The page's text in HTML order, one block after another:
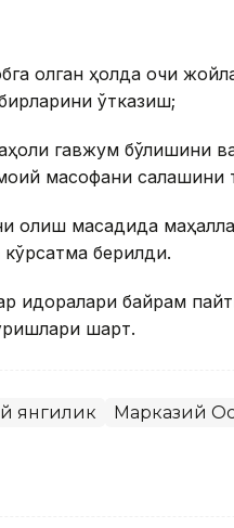
олган ҳолда очиқ
ўтказиш;
гавжум бўлишини
масофани сақлашини
олиш мақсадида
берилди.
идоралари байрам
шарт.
янгилик Марказий